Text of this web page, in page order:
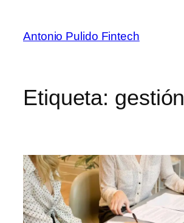
Antonio Pulido Fintech
Etiqueta: gestión